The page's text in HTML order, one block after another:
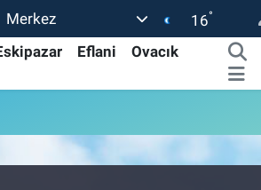
Merkez 16°
Eflani
Ovacık